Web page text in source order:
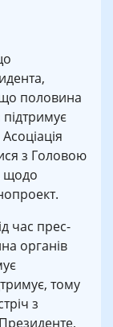
половина
з Головою
щодо
час прес-
органів
тому
з